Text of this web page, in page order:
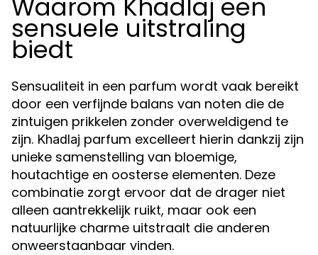
Waarom Khadlaj een
sensuele uitstraling
biedt
Sensualiteit in een parfum wordt vaak bereikt
door een verfijnde balans van noten die de
zintuigen prikkelen zonder overweldigend te
zijn. Khadlaj parfum excelleert hierin dankzij zijn
unieke samenstelling van bloemige,
houtachtige en oosterse elementen. Deze
combinatie zorgt ervoor dat de drager niet
alleen aantrekkelijk ruikt, maar ook een
natuurlijke charme uitstraalt die anderen
onweerstaanbaar vinden.